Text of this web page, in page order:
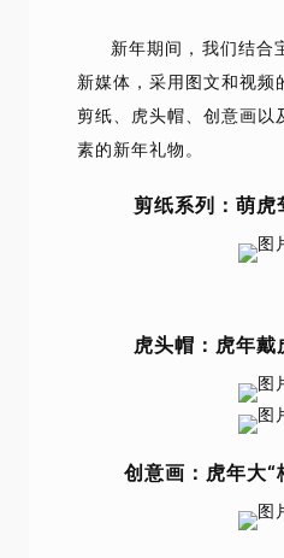
新年期间，我们结合
新媒体，采用图文和视频
剪纸、虎头帽、创意画以
素的新年礼物。
剪纸系列：萌
虎头帽：虎年
创意画：虎年大